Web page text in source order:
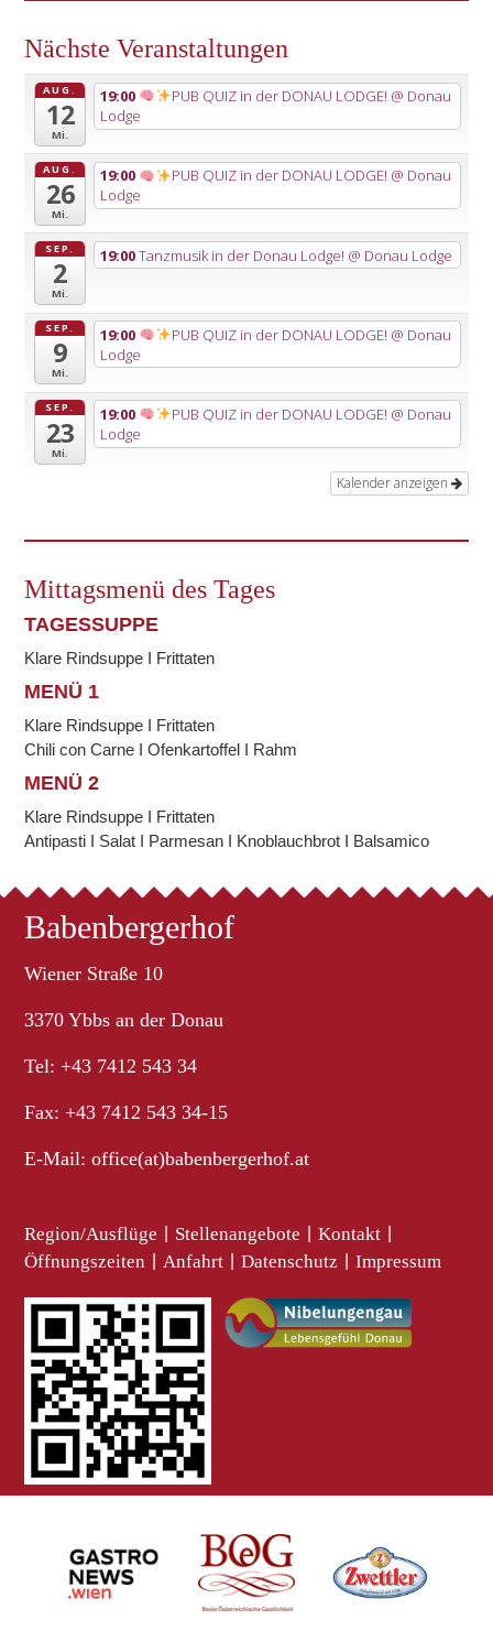
Nächste Veranstaltungen
AUG.
12
Mi.
19:00 PUB QUIZ in der DONAU LODGE! @ Donau
Lodge
AUG.
26
Mi.
19:00 PUB QUIZ in der DONAU LODGE! @ Donau
Lodge
SEP.
2
Mi.
19:00Tanzmusik in der Donau Lodge! @ Donau Lodge
SEP.
9
Mi.
19:00 PUB QUIZ in der DONAU LODGE! @ Donau
Lodge
SEP.
23
Mi.
19:00 PUB QUIZ in der DONAU LODGE! @ Donau
Lodge
Kalender anzeigen
Mittagsmenü des Tages
TAGESSUPPE
Klare Rindsuppe I Frittaten
MENÜ 1
Klare Rindsuppe I Frittaten
Chili con Carne I Ofenkartoffel I Rahm
MENÜ 2
Klare Rindsuppe I Frittaten
Antipasti I Salat I Parmesan I Knoblauchbrot I Balsamico
Babenbergerhof
Wiener Straße 10
3370 Ybbs an der Donau
Tel: +43 7412 543 34
Fax: +43 7412 543 34-15
E-Mail:office(at)babenbergerhof.at
Region/Ausflüge Stellenangebote Kontakt
Öffnungszeiten Anfahrt Datenschutz Impressum